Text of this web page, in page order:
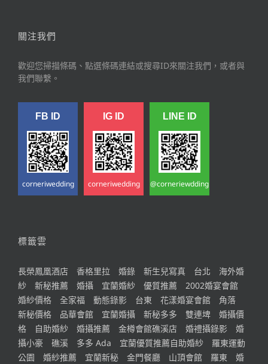
關注我們
歡迎您掃描條碼、點選條碼連結或搜尋ID來關注我們，或者與
我們聯繫。
FB ID
corneriwedding
IG ID
corneriwedding
LINE ID
@corneriewdding
標籤雲
長榮鳳凰酒店 香格里拉 婚錄 新生兒寫真 台北
海外婚
紗
新秘推薦 婚攝 宜蘭婚紗 優質推薦
2002婚宴會館
婚紗價格
全家福 動態錄影 台東 花漾婚宴會館
角落
新秘價格
品華會館 宜蘭婚攝 新秘多多 雙連埤
婚攝價
格
自助婚紗 婚攝推薦 金樽會館礁溪店 婚禮攝錄影
婚
攝小豪
礁溪 多多 Ada 宜蘭優質推薦自助婚紗
羅東運動
公園
婚紗推薦 宜蘭新秘 金門餐廳 山頂會館 羅東 婚